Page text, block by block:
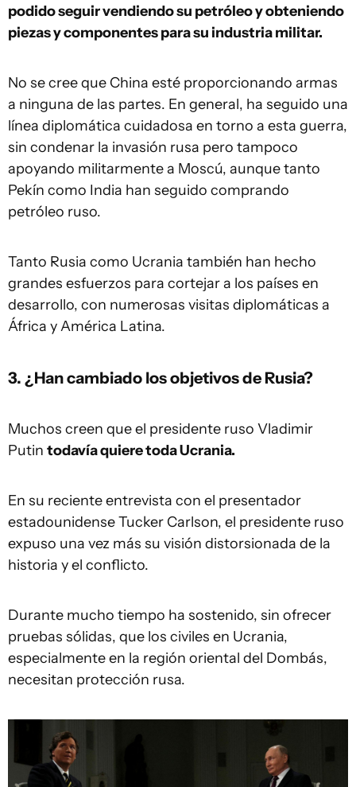
podido seguir vendiendo su petróleo y obteniendo
piezas y componentes para su industria militar.
No se cree que China esté proporcionando armas
a ninguna de las partes. En general, ha seguido una
línea diplomática cuidadosa en torno a esta guerra,
sin condenar la invasión rusa pero tampoco
apoyando militarmente a Moscú, aunque tanto
Pekín como India han seguido comprando
petróleo ruso.
Tanto Rusia como Ucrania también han hecho
grandes esfuerzos para cortejar a los países en
desarrollo, con numerosas visitas diplomáticas a
África y América Latina.
3. ¿Han cambiado los objetivos de Rusia?
Muchos creen que el presidente ruso Vladimir
Putin todavía quiere toda Ucrania.
En su reciente entrevista con el presentador
estadounidense Tucker Carlson, el presidente ruso
expuso una vez más su visión distorsionada de la
historia y el conflicto.
Durante mucho tiempo ha sostenido, sin ofrecer
pruebas sólidas, que los civiles en Ucrania,
especialmente en la región oriental del Dombás,
necesitan protección rusa.